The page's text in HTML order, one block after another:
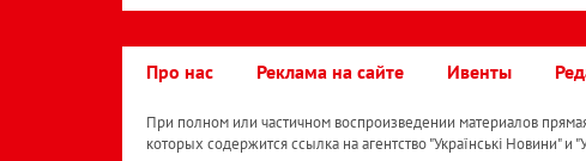
Про нас Реклама на сайте Ивенты
При полном или частичном воспроизведении материалов
которых содержится ссылка на агентство "Українськi Новини" и